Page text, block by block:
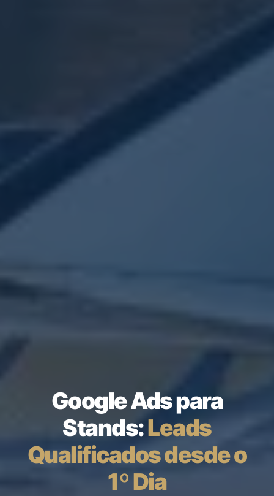
Google Ads para
Stands:Leads
Qualificados desde o
1º Dia